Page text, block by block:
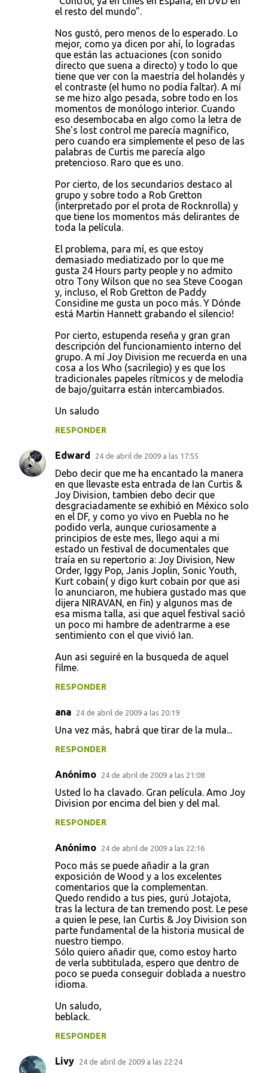
el resto del mundo".
Nos gustó, pero menos de lo esperado. Lo
mejor, como ya dicen por ahí, lo logradas
que están las actuaciones (con sonido
directo que suena a directo) y todo lo que
tiene que ver con la maestría del holandés y
el contraste (el humo no podía faltar). A mí
se me hizo algo pesada, sobre todo en los
momentos de monólogo interior. Cuando
eso desembocaba en algo como la letra de
She's lost control me parecía magnífico,
pero cuando era simplemente el peso de las
palabras de Curtis me parecía algo
pretencioso. Raro que es uno.
Por cierto, de los secundarios destaco al
grupo y sobre todo a Rob Gretton
(interpretado por el prota de Rocknrolla) y
que tiene los momentos más delirantes de
toda la película.
El problema, para mí, es que estoy
demasiado mediatizado por lo que me
gusta 24 Hours party people y no admito
otro Tony Wilson que no sea Steve Coogan
y, incluso, el Rob Gretton de Paddy
Considine me gusta un poco más. Y Dónde
está Martin Hannett grabando el silencio!
Por cierto, estupenda reseña y gran gran
descripción del funcionamiento interno del
grupo. A mí Joy Division me recuerda en una
cosa a los Who (sacrilegio) y es que los
tradicionales papeles rítmicos y de melodía
de bajo/guitarra están intercambiados.
Un saludo
RESPONDER
Edward 24 de abril de 2009 a las 17:55
Debo decir que me ha encantado la manera
en que llevaste esta entrada de Ian Curtis &
Joy Division, tambien debo decir que
desgraciadamente se exhibió en México solo
en el DF, y como yo vivo en Puebla no he
podido verla, aunque curiosamente a
principios de este mes, llego aqui a mi
estado un festival de documentales que
traía en su repertorio a: Joy Division, New
Order, Iggy Pop, Janis Joplin, Sonic Youth,
Kurt cobain( y digo kurt cobain por que asi
lo anunciaron, me hubiera gustado mas que
dijera NIRAVAN, en fin) y algunos mas de
esa misma talla, asi que aquel festival sació
un poco mi hambre de adentrarme a ese
sentimiento con el que vivió Ian.
Aun asi seguiré en la busqueda de aquel
filme.
RESPONDER
ana 24 de abril de 2009 a las 20:19
Una vez más, habrá que tirar de la mula...
RESPONDER
Anónimo 24 de abril de 2009 a las 21:08
Usted lo ha clavado. Gran película. Amo Joy
Division por encima del bien y del mal.
RESPONDER
Anónimo 24 de abril de 2009 a las 22:16
Poco más se puede añadir a la gran
exposición de Wood y a los excelentes
comentarios que la complementan.
Quedo rendido a tus pies, gurú Jotajota,
tras la lectura de tan tremendo post. Le pese
a quien le pese, Ian Curtis & Joy Division son
parte fundamental de la historia musical de
nuestro tiempo.
Sólo quiero añadir que, como estoy harto
de verla subtitulada, espero que dentro de
poco se pueda conseguir doblada a nuestro
idioma.
Un saludo,
beblack.
RESPONDER
Livy 24 de abril de 2009 a las 22:24